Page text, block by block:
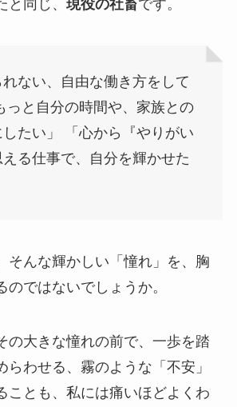
同じ、 現役の社畜です。
れない、自由な働き方をして
っと自分の時間や、家族との
たい」 「心から『やりがい
る仕事で、自分を輝かせた
そんな輝かしい「憧れ」を、胸
のではないでしょうか。
の大きな憧れの前で、一歩を踏
らわせる、霧のような「不安」
ことも、私には痛いほどよくわ